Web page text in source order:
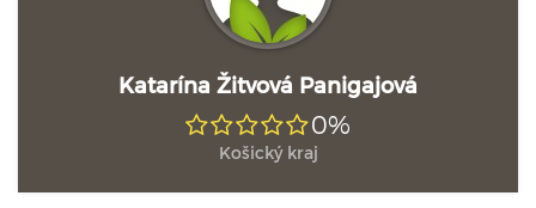
Katarína Žitvová Panigajová
0%
Košický kraj